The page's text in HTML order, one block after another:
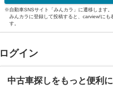
※自動車SNSサイト「みんカラ」に遷移します。
みんカラに登録して投稿すると、carview!にも
す。
ログイン
中古車探しをもっと便利に